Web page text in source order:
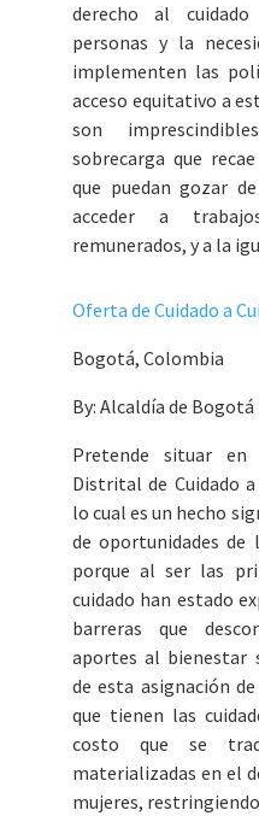
derecho al
personas y la
implementen las
acceso equitativo a
son
sobrecarga que
que puedan gozar
acceder a
remunerados, y a la
Oferta de Cuidado a
Bogotá, Colombia
By: Alcaldía de Bogotá
Pretende situar
Distrital de Cuidado
lo cual es un hecho
de oportunidades de
porque al ser las
cuidado han estado
barreras que
aportes al bienestar
de esta asignación
que tienen las
costo que se
materializadas en el
mujeres,